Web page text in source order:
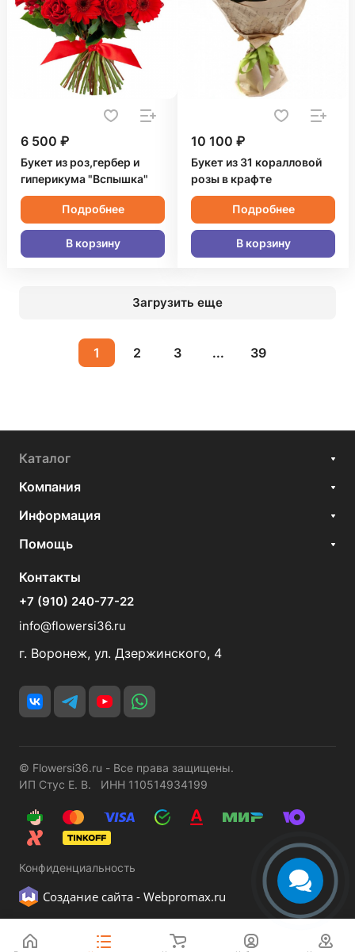
6 500 ₽
Букет из роз,гербер и
гиперикума "Вспышка"
Подробнее
В корзину
10 100 ₽
Букет из 31 коралловой
розы в крафте
Подробнее
В корзину
Загрузить еще
1 2 3 ... 39
Каталог
Компания
Информация
Помощь
Контакты
+7 (910) 240-77-22
info@flowersi36.ru
г. Воронеж, ул. Дзержинского, 4
© Flowersi36.ru - Все права защищены.
ИП Стус Е. В. ИНН 110514934199
Конфиденциальность
Создание сайта - Webpromax.ru